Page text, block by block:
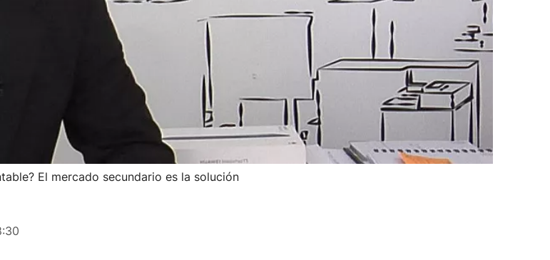
El mercado secundario es la solución